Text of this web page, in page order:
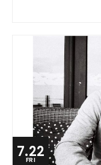
7.22
FRI